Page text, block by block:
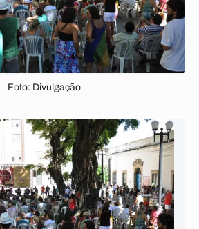
Foto: Divulgação